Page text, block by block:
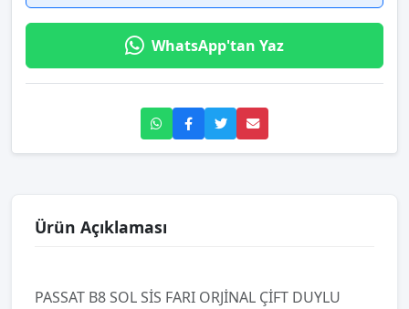
WhatsApp'tan Yaz
Ürün Açıklaması
PASSAT B8 SOL SİS FARI ORJİNAL ÇİFT DUYLU